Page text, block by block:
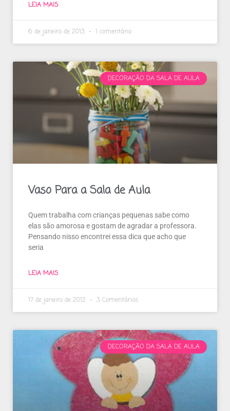
LEIA MAIS
6 de janeiro de 2013 1 comentário
DECORAÇÃO DA SALA DE AULA
Vaso Para a Sala de Aula
Quem trabalha com crianças pequenas sabe como
elas são amorosa e gostam de agradar a professora.
Pensando nisso encontrei essa dica que acho que
seria
LEIA MAIS
17 de janeiro de 2012 3 Comentários
DECORAÇÃO DA SALA DE AULA